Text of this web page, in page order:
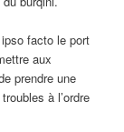
facto le port
aux
prendre une
à l’ordre